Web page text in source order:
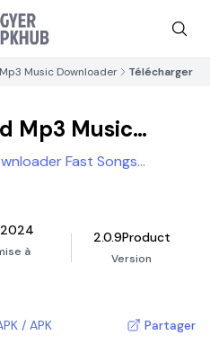
Music Downloader Télécharger
Mp3 Music
Fast Songs
2024
à
2.0.9Product
Version
/ APK Partager